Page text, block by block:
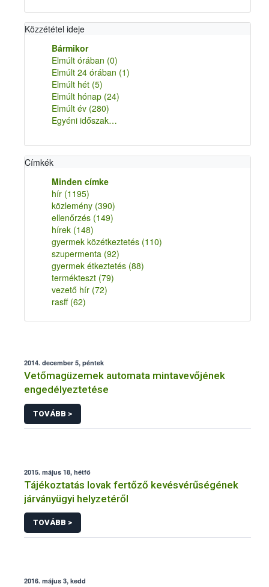
Közzététel ideje
Bármikor
Elmúlt órában (0)
Elmúlt 24 órában (1)
Elmúlt hét (5)
Elmúlt hónap (24)
Elmúlt év (280)
Egyéni időszak…
Címkék
Minden címke
hír (1195)
közlemény (390)
ellenőrzés (149)
hírek (148)
gyermek közétkeztetés (110)
szupermenta (92)
gyermek étkeztetés (88)
termékteszt (79)
vezető hír (72)
rasff (62)
2014. december 5, péntek
Vetőmagüzemek automata mintavevőjének
engedélyeztetése
TOVÁBB >
2015. május 18, hétfő
Tájékoztatás lovak fertőző kevésvérűségének
járványügyi helyzetéről
TOVÁBB >
2016. május 3, kedd